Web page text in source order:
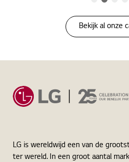
Bekijk al onze
LG is wereldwijd een van de
ter wereld. In een groot aantal